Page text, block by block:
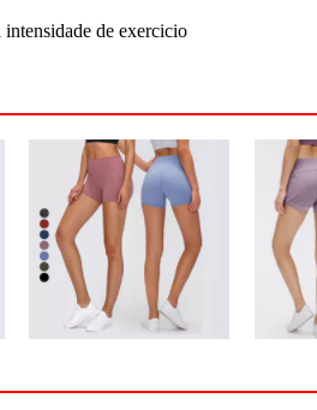
de exercicio